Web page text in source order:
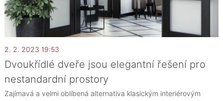
2. 2. 2023 19:53
Dvoukřídlé dveře jsou elegantní řešení pro
nestandardní prostory
Zajímavá a velmi oblíbená alternativa klasickým interiérovým